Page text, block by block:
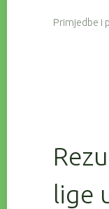
Primjedbe i
lige